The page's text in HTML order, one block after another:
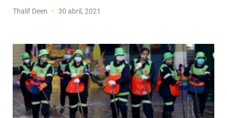
Thalif Deen 30 abril, 2021